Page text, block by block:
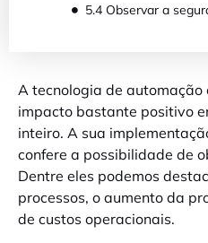
5.4 Observar a
A tecnologia de automação
impacto bastante positivo
inteiro. A sua
confere a possibilidade de
Dentre eles podemos
processos, o aumento da
de custos operacionais.